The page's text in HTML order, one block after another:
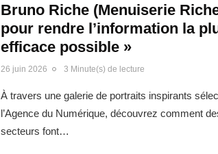
Bruno Riche (Menuiserie
pour rendre l’information la
efficace possible »
26 juin 2026 3 Minute(s) de lecture
À travers une galerie de portraits inspirants
l’Agence du Numérique, découvrez comment
secteurs font…